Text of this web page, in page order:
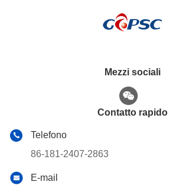
Mezzi sociali
Contatto rapido
Telefono
86-181-2407-2863
E-mail